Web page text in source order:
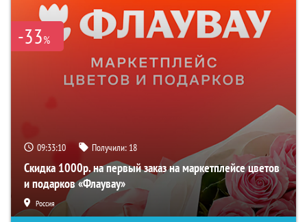
-33%
09:33:09 Получили: 18
Скидка 1000р. на первый заказ на маркетплейсе цветов
и подарков «Флаувау»
Россия